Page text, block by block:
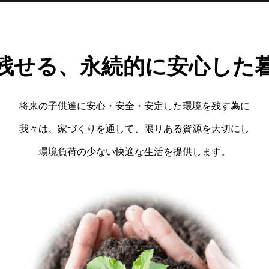
せる、 永続的に安心した
将来の子供達に安心・安全・安定した環境を残す為に
我々は、家づくりを通して、限りある資源を大切にし
環境負荷の少ない快適な生活を提供します。